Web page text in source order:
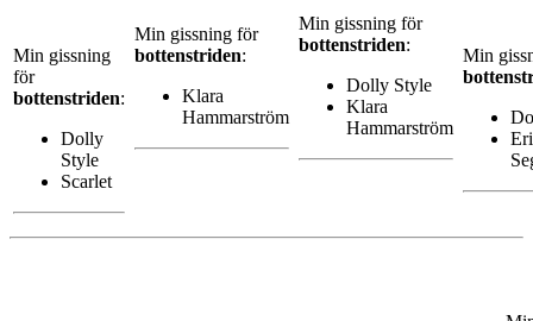
Min gissning
för
bottenstriden:
Dolly
Style
Scarlet
Min gissning för
bottenstriden:
Klara
Hammarström
Min gissning för
bottenstriden:
Dolly Style
Klara
Hammarström
Min